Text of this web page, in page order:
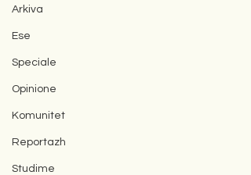
Arkiva
Ese
Speciale
Opinione
Komunitet
Reportazh
Studime